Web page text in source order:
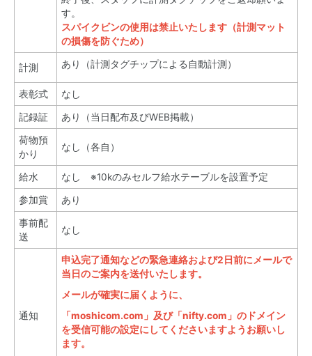
す。
スパイクビンの使用は禁止いたします（計測マット
の損傷を防ぐため）
計測 あり（計測タグチップによる自動計測）
表彰式 なし
記録証 あり（当日配布及びWEB掲載）
荷物預
かり
なし（各自）
給水 なし ※10kのみセルフ給水テーブルを設置予定
参加賞 あり
事前配
送
なし
通知
申込完了通知などの緊急連絡および2日前にメールで
当日のご案内を送付いたします。
メールが確実に届くように、
「moshicom.com」及び「nifty.com」のドメイン
を受信可能の設定にしてくださいますようお願いし
ます。